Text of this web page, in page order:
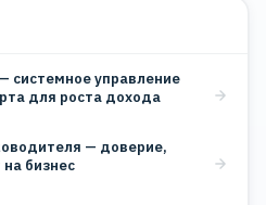
системное управление
для роста дохода
— доверие,
бизнес